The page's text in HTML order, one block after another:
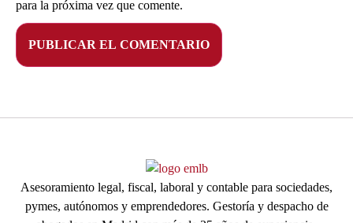
para la próxima vez que comente.
Asesoramiento legal, fiscal, laboral y contable para sociedades,
pymes, autónomos y emprendedores. Gestoría y despacho de